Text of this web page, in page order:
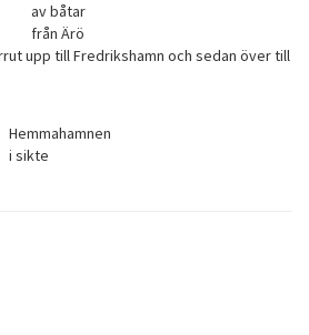
av båtar
från Ärö
upp till Fredrikshamn och sedan över till
Hemmahamnen
i sikte